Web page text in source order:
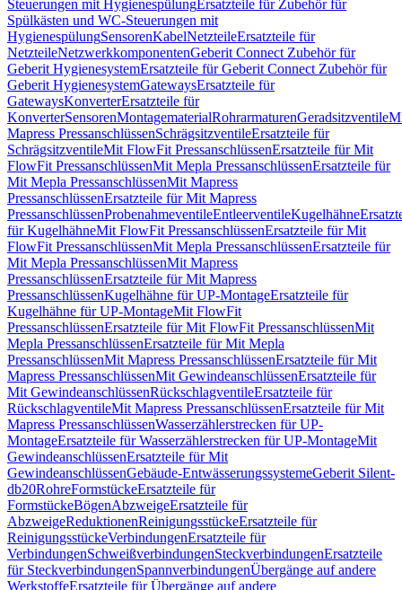
Steuerungen mit HygienespülungErsatzteile für Zubehör für
Spülkästen und WC-Steuerungen mit
HygienespülungSensorenKabelNetzteileErsatzteile für
NetzteileNetzwerkkomponentenGeberit Connect Zubehör für
Geberit HygienesystemErsatzteile für Geberit Connect Zubehör für
Geberit HygienesystemGatewaysErsatzteile für
GatewaysKonverterErsatzteile für
KonverterSensorenMontagematerialRohrarmaturenGeradsitzventile
Mapress PressanschlüssenSchrägsitzventileErsatzteile für
SchrägsitzventileMit FlowFit PressanschlüssenErsatzteile für Mit
FlowFit PressanschlüssenMit Mepla PressanschlüssenErsatzteile für
Mit Mepla PressanschlüssenMit Mapress
PressanschlüssenErsatzteile für Mit Mapress
PressanschlüssenProbenahmeventileEntleerventileKugelhähne
für KugelhähneMit FlowFit PressanschlüssenErsatzteile für Mit
FlowFit PressanschlüssenMit Mepla PressanschlüssenErsatzteile für
Mit Mepla PressanschlüssenMit Mapress
PressanschlüssenErsatzteile für Mit Mapress
PressanschlüssenKugelhähne für UP-MontageErsatzteile für
Kugelhähne für UP-MontageMit FlowFit
PressanschlüssenErsatzteile für Mit FlowFit PressanschlüssenMit
Mepla PressanschlüssenErsatzteile für Mit Mepla
PressanschlüssenMit Mapress PressanschlüssenErsatzteile für Mit
Mapress PressanschlüssenMit GewindeanschlüssenErsatzteile für
Mit GewindeanschlüssenRückschlagventileErsatzteile für
RückschlagventileMit Mapress PressanschlüssenErsatzteile für Mit
Mapress PressanschlüssenWasserzählerstrecken für UP-
MontageErsatzteile für Wasserzählerstrecken für UP-MontageMit
GewindeanschlüssenErsatzteile für Mit
GewindeanschlüssenGebäude-EntwässerungssystemeGeberit Silent-
db20RohreFormstückeErsatzteile für
FormstückeBögenAbzweigeErsatzteile für
AbzweigeReduktionenReinigungsstückeErsatzteile für
ReinigungsstückeVerbindungenErsatzteile für
VerbindungenSchweißverbindungenSteckverbindungenErsatzteile
für SteckverbindungenSpannverbindungenÜbergänge auf andere
WerkstoffeErsatzteile für Übergänge auf andere